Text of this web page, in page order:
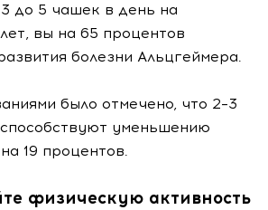
до 5 чашек в день на
вы на 65 процентов
болезни Альцгеймера.
было отмечено, что 2–3
уменьшению
19 процентов.
физическую активность